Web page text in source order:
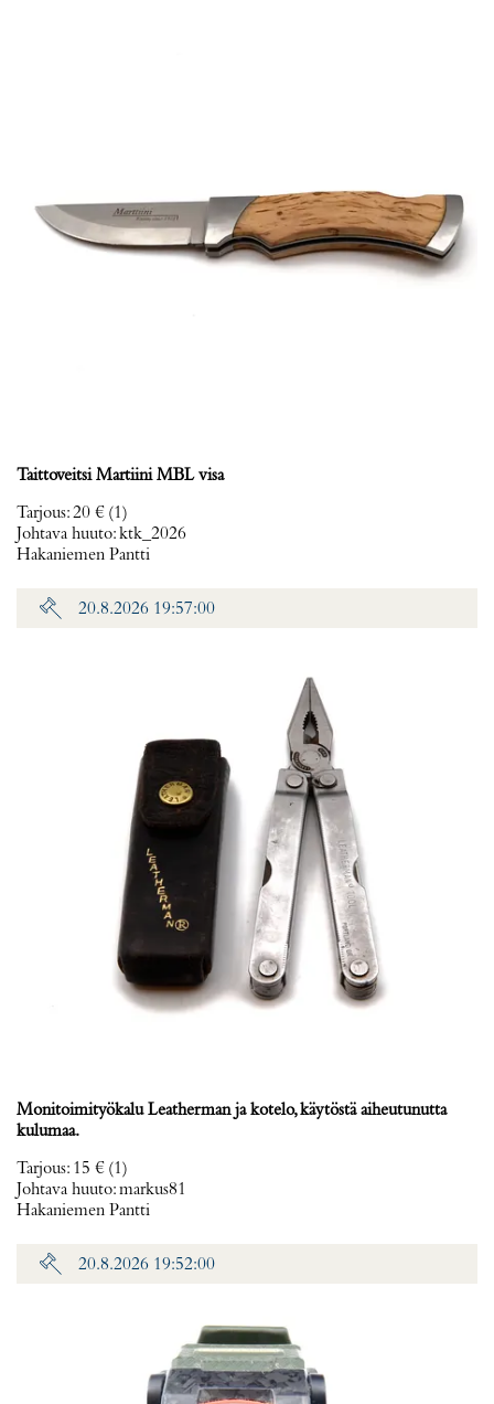
Taittoveitsi Martiini MBL visa
Tarjous:20 € (1)
Johtava huuto:ktk_2026
Hakaniemen Pantti
20.8.2026 19:57:00
Monitoimityökalu Leatherman ja kotelo, käytöstä aiheutunutta
kulumaa.
Tarjous: 15 € (1)
Johtava huuto:markus81
Hakaniemen Pantti
20.8.2026 19:52:00